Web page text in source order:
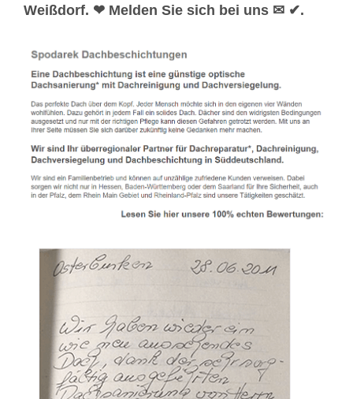
Weißdorf. ❤ Melden Sie sich bei uns ✉ ✔.